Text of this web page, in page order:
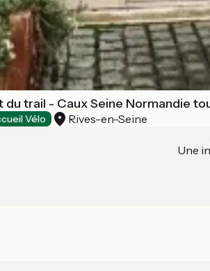
du trail - Caux Seine Normandie
Vélo Rives-en-Seine
Une